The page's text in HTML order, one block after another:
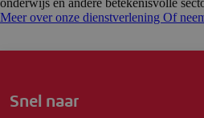
onderwijs en andere betekenisvolle
Meer over onze dienstverlening Of
Snel naar